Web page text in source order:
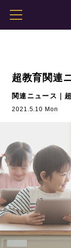
超教育関連
関連ニュース｜
2021.5.10 Mon